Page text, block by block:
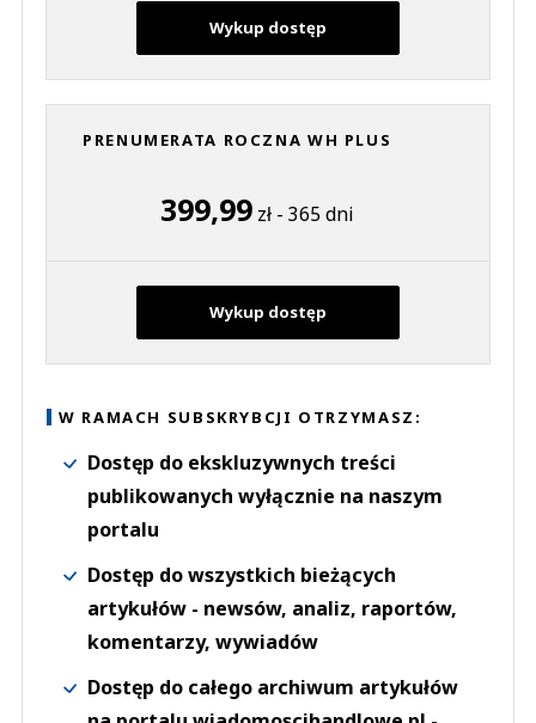
Wykup dostęp
PRENUMERATA ROCZNA WH PLUS
399,99zł - 365 dni
Wykup dostęp
W RAMACH SUBSKRYBCJI OTRZYMASZ:
Dostęp do ekskluzywnych treści
publikowanych wyłącznie na naszym
portalu
Dostęp do wszystkich bieżących
artykułów - newsów, analiz, raportów,
komentarzy, wywiadów
Dostęp do całego archiwum artykułów